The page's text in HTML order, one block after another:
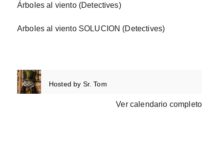
Árboles al viento (Detectives)
Arboles al viento SOLUCION (Detectives)
Hosted by Sr. Tom
Ver calendario completo